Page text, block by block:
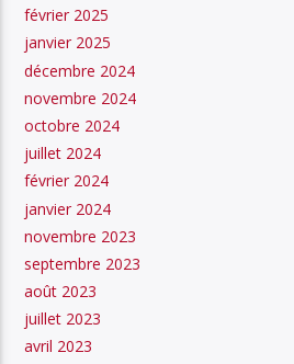
février 2025
janvier 2025
décembre 2024
novembre 2024
octobre 2024
juillet 2024
février 2024
janvier 2024
novembre 2023
septembre 2023
août 2023
juillet 2023
avril 2023